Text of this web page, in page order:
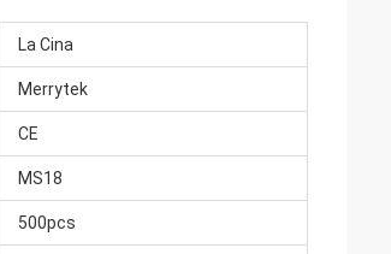
La Cina
Merrytek
CE
MS18
500pcs